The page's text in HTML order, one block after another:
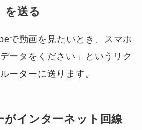
を送る
で動画を見たいとき、スマホ
ータをください」というリク
ーターに送ります。
がインターネット回線